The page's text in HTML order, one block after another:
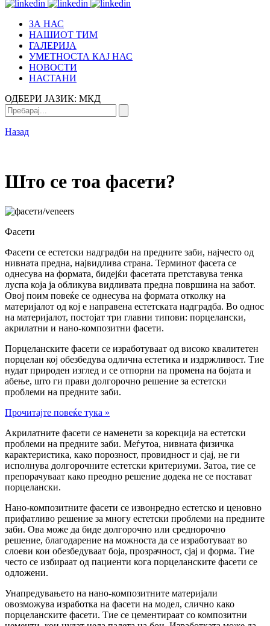
ЗА НАС
НАШИОТ ТИМ
ГАЛЕРИЈА
УМЕТНОСТА КАЈ НАС
НОВОСТИ
НАСТАНИ
ОДБЕРИ ЈАЗИК: МКД
Назад
Што се тоа фасети?
Фасети
Фасети се естетски надградби на предните заби, најчесто од
нивната предна, највидлива страна. Терминот фасета се
однесува на формата, бидејќи фасетата претставува тенка
луспа која ја обликува видливата предна површина на забот.
Овој поим повеќе се однесува на формата отколку на
материјалот од кој е направена естетската надградба. Во однос
на материјалот, постојат три главни типови: порцелански,
акрилатни и нано-композитни фасети.
Порцеланските фасети се изработуваат од високо квалитетен
порцелан кој обезбедува одлична естетика и издржливост. Тие
нудат природен изглед и се отпорни на промена на бојата и
абење, што ги прави долгорочно решение за естетски
проблеми на предните заби.
Прочитајте повеќе тука »
Акрилатните фасети се наменети за корекција на естетски
проблеми на предните заби. Меѓутоа, нивната физичка
карактеристика, како порозност, провидност и сјај, не ги
исполнува долгорочните естетски критериуми. Затоа, тие се
препорачуваат како преодно решение додека не се постават
порцелански.
Нано-композитните фасети се извонредно естетско и ценовно
прифатливо решение за многу естетски проблеми на предните
заби. Ова може да биде долгорочно или среднорочно
решение, благодарение на можноста да се изработуваат во
слоеви кои обезбедуваат боја, прозрачност, сјај и форма. Тие
често се избираат од пациенти кога порцеланските фасети се
одложени.
Унапредувањето на нано-композитните материјали
овозможува изработка на фасети на модел, слично како
порцеланските фасети. Тие се цементираат со композитни